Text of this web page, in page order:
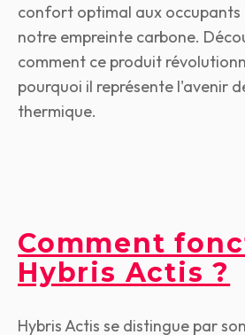
confort optimal aux
notre empreinte carbone.
comment ce produit
pourquoi il représente l'avenir
thermique.
Comment
Hybris Actis ?
Hybris Actis se distingue par